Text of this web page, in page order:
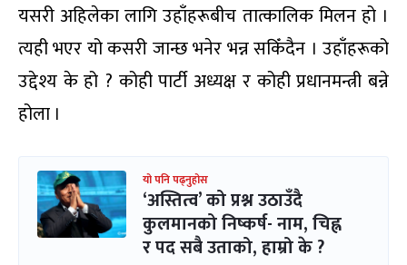
यसरी अहिलेका लागि उहाँहरूबीच तात्कालिक मिलन हो ।
त्यही भएर यो कसरी जान्छ भनेर भन्न सकिँदैन । उहाँहरूको
उद्देश्य के हो ? कोही पार्टी अध्यक्ष र कोही प्रधानमन्त्री बन्ने
होला ।
यो पनि पढ्नुहोस
‘अस्तित्व’ को प्रश्न उठाउँदै
कुलमानको निष्कर्ष- नाम, चिह्न
र पद सबै उताको, हाम्रो के ?